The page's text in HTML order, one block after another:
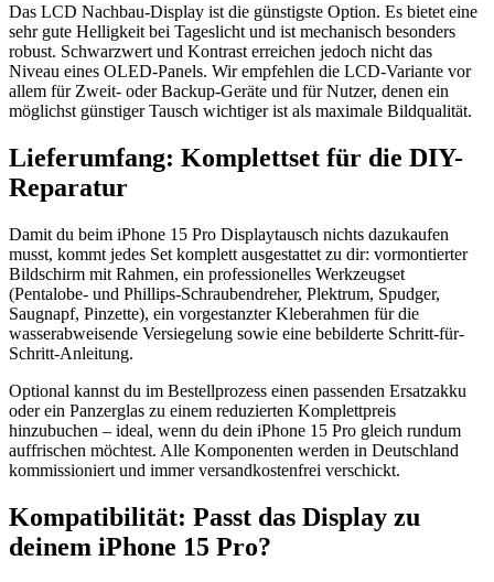
Das LCD Nachbau-Display ist die günstigste Option. Es bietet eine
sehr gute Helligkeit bei Tageslicht und ist mechanisch besonders
robust. Schwarzwert und Kontrast erreichen jedoch nicht das
Niveau eines OLED-Panels. Wir empfehlen die LCD-Variante vor
allem für Zweit- oder Backup-Geräte und für Nutzer, denen ein
möglichst günstiger Tausch wichtiger ist als maximale Bildqualität.
Lieferumfang: Komplettset für die DIY-
Reparatur
Damit du beim iPhone 15 Pro Displaytausch nichts dazukaufen
musst, kommt jedes Set komplett ausgestattet zu dir: vormontierter
Bildschirm mit Rahmen, ein professionelles Werkzeugset
(Pentalobe- und Phillips-Schraubendreher, Plektrum, Spudger,
Saugnapf, Pinzette), ein vorgestanzter Kleberahmen für die
wasserabweisende Versiegelung sowie eine bebilderte Schritt-für-
Schritt-Anleitung.
Optional kannst du im Bestellprozess einen passenden Ersatzakku
oder ein Panzerglas zu einem reduzierten Komplettpreis
hinzubuchen – ideal, wenn du dein iPhone 15 Pro gleich rundum
auffrischen möchtest. Alle Komponenten werden in Deutschland
kommissioniert und immer versandkostenfrei verschickt.
Kompatibilität: Passt das Display zu
deinem iPhone 15 Pro?